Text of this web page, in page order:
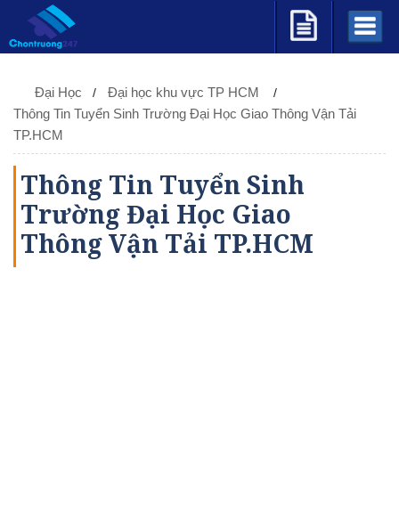
Đại Học
Đại học khu vực TP HCM
Thông Tin Tuyển Sinh Trường Đại Học Giao Thông Vận Tải
TP.HCM
Thông Tin Tuyển Sinh
Trường Đại Học Giao
Thông Vận Tải TP.HCM